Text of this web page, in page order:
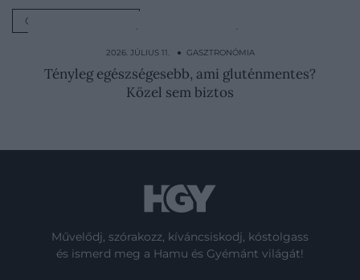
GASZTRONÓMIA
Ezért nincs sütő a japán konyhákban
2026. JÚLIUS 11. ● GASZTRONÓMIA
Tényleg egészségesebb, ami gluténmentes?
Közel sem biztos
Művelődj, szórakozz, kíváncsiskodj, kóstolgass
és ismerd meg a Hamu és Gyémánt világát!